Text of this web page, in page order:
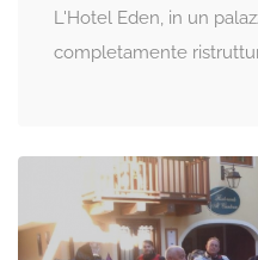
L'Hotel Eden, in un
completamente